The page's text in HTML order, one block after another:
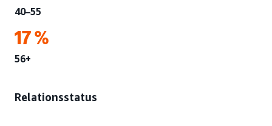
40–55
17 %
56+
Relationsstatus